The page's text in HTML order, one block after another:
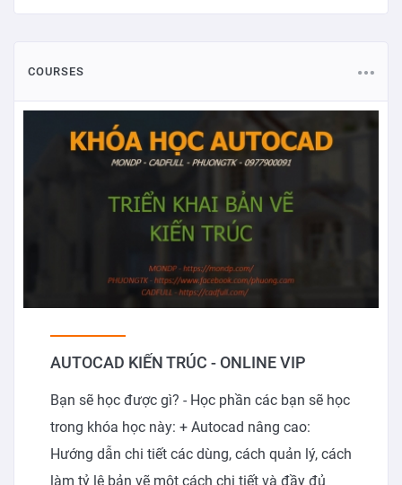
COURSES
AUTOCAD KIẾN TRÚC - ONLINE VIP
Bạn sẽ học được gì? - Học phần các bạn sẽ học
trong khóa học này: + Autocad nâng cao:
Hướng dẫn chi tiết các dùng, cách quản lý, cách
làm tỷ lệ bản vẽ một cách chi tiết và đầy đủ